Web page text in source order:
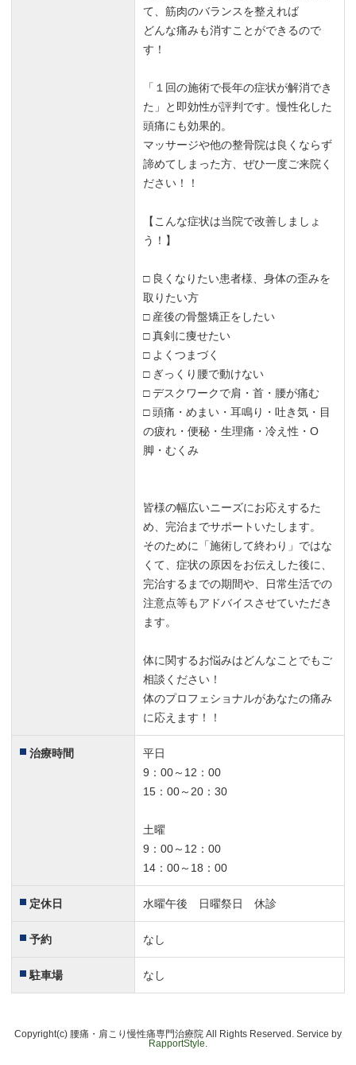
て、筋肉のバランスを整えれば
どんな痛みも消すことができるので
す！
「１回の施術で長年の症状が解消でき
た」と即効性が評判です。慢性化した
頭痛にも効果的。
マッサージや他の整骨院は良くならず
諦めてしまった方、ぜひ一度ご来院く
ださい！！
【こんな症状は当院で改善しましょ
う！】
□ 良くなりたい患者様、身体の歪みを
取りたい方
□ 産後の骨盤矯正をしたい
□ 真剣に痩せたい
□ よくつまづく
□ ぎっくり腰で動けない
□ デスクワークで肩・首・腰が痛む
□ 頭痛・めまい・耳鳴り・吐き気・目
の疲れ・便秘・生理痛・冷え性・O
脚・むくみ
皆様の幅広いニーズにお応えするた
め、完治までサポートいたします。
そのために「施術して終わり」ではな
くて、症状の原因をお伝えした後に、
完治するまでの期間や、日常生活での
注意点等もアドバイスさせていただき
ます。
体に関するお悩みはどんなことでもご
相談ください！
体のプロフェショナルがあなたの痛み
に応えます！！
治療時間
平日
9：00～12：00
15：00～20：30
土曜
9：00～12：00
14：00～18：00
定休日 水曜午後 日曜祭日 休診
予約 なし
駐車場 なし
Copyright(c) 腰痛・肩こり慢性痛専門治療院 All Rights Reserved. Service by
RapportStyle